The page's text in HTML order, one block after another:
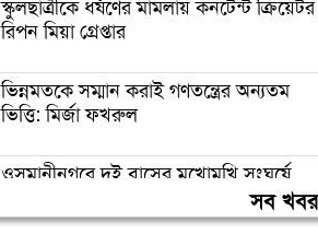
স্কুলছাত্রীকে ধর্ষণের মামলায় কনটেন্ট ক্রিয়েটর
রিপন মিয়া গ্রেপ্তার
ভিন্নমতকে সম্মান করাই গণতন্ত্রের অন্যতম
ভিত্তি: মির্জা ফখরুল
ওসমানীনগরে দুই বাসের মুখোমুখি সংঘর্ষে
সব